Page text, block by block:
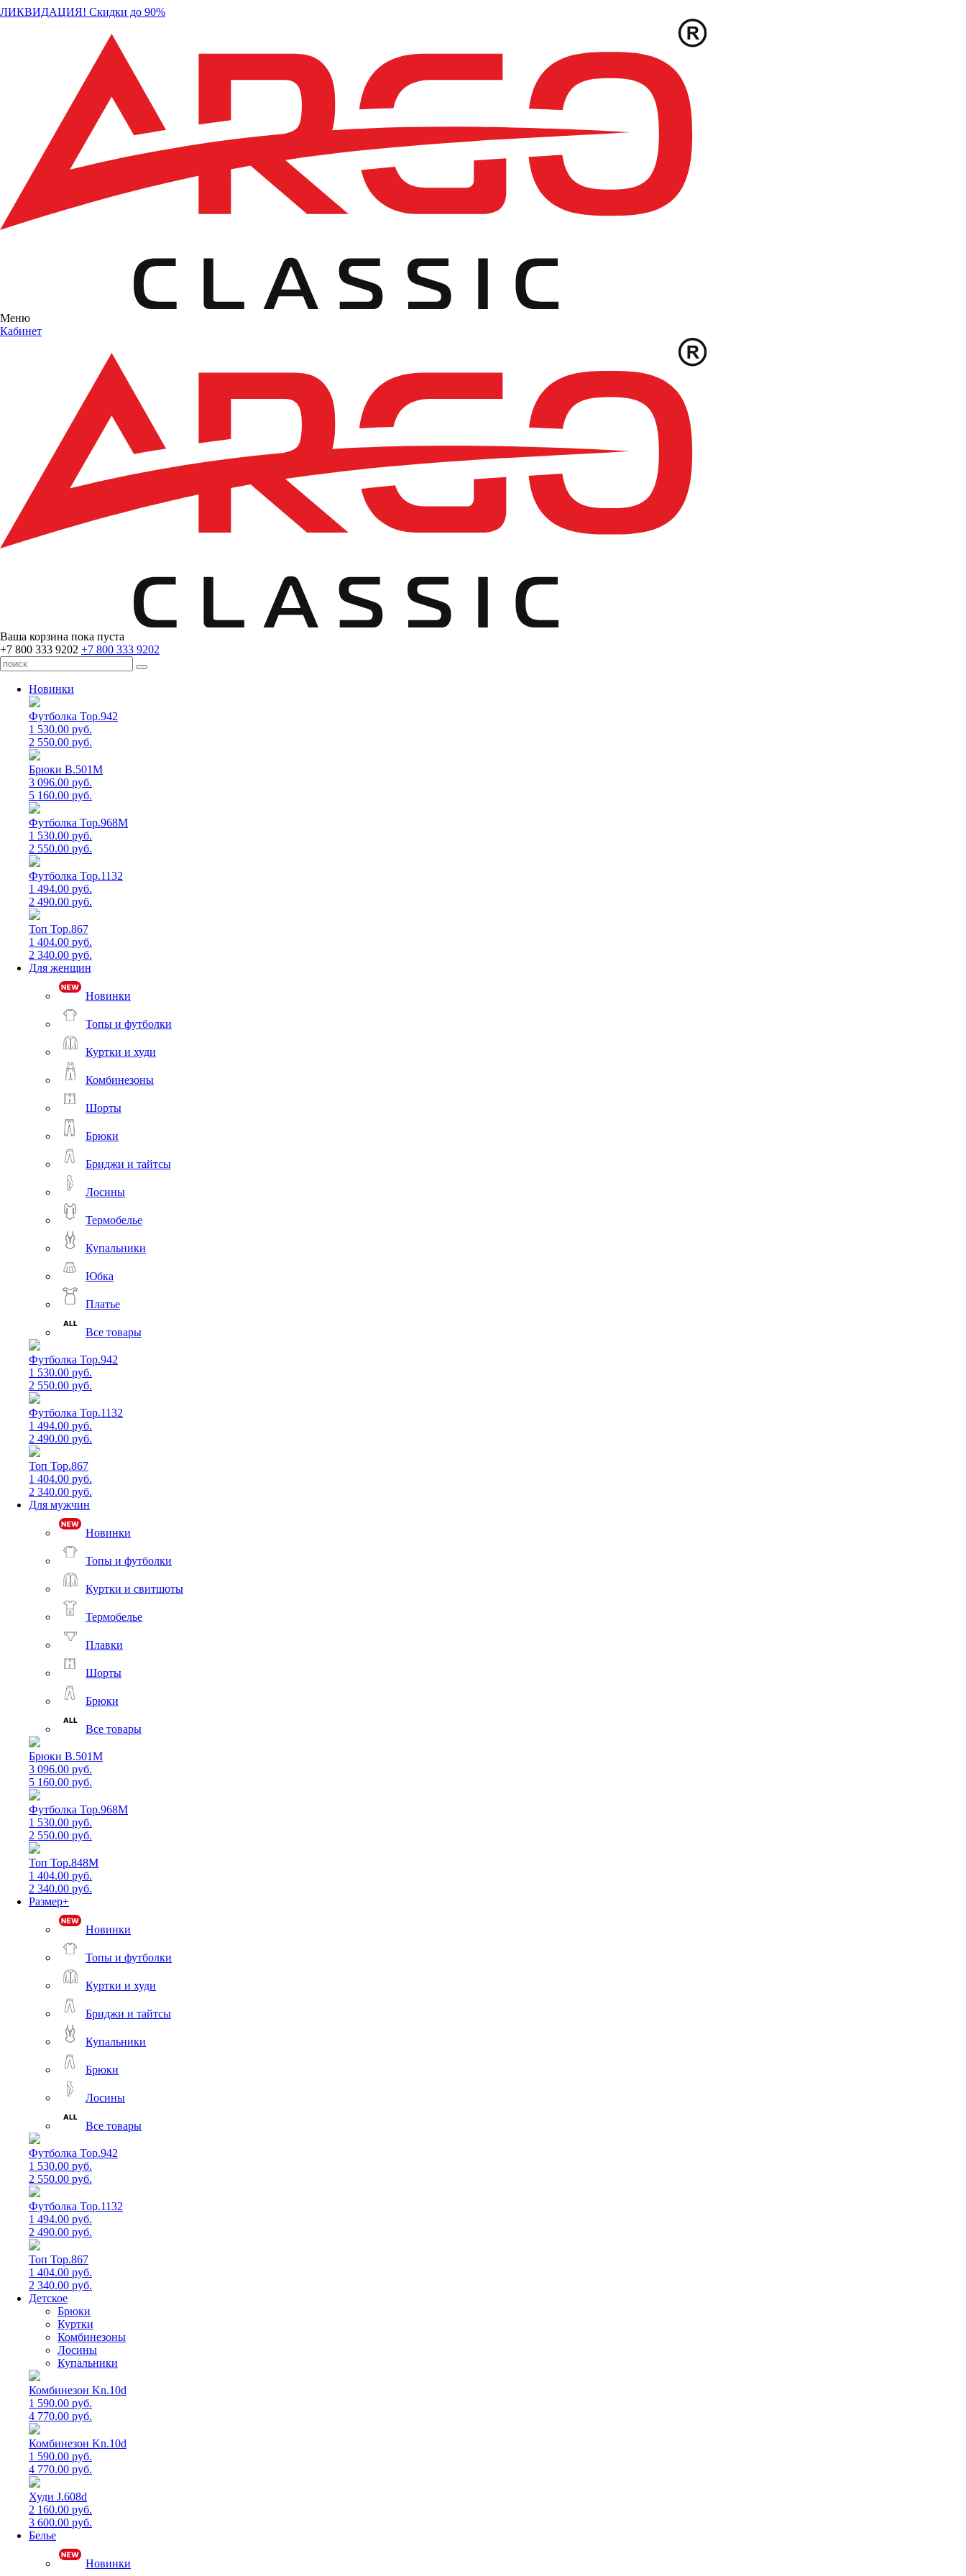
ЛИКВИДАЦИЯ! Скидки до 90%
Меню
Кабинет
Ваша корзина пока пуста
+7 800 333 9202 +7 800 333 9202
Новинки
Футболка Top.942
1 530.00 руб.
2 550.00 руб.
Брюки B.501M
3 096.00 руб.
5 160.00 руб.
Футболка Top.968M
1 530.00 руб.
2 550.00 руб.
Футболка Top.1132
1 494.00 руб.
2 490.00 руб.
Топ Top.867
1 404.00 руб.
2 340.00 руб.
Для женщин
Новинки
Топы и футболки
Куртки и худи
Комбинезоны
Шорты
Брюки
Бриджи и тайтсы
Лосины
Термобелье
Купальники
Юбка
Платье
Все товары
Футболка Top.942
1 530.00 руб.
2 550.00 руб.
Футболка Top.1132
1 494.00 руб.
2 490.00 руб.
Топ Top.867
1 404.00 руб.
2 340.00 руб.
Для мужчин
Новинки
Топы и футболки
Куртки и свитшоты
Термобелье
Плавки
Шорты
Брюки
Все товары
Брюки B.501M
3 096.00 руб.
5 160.00 руб.
Футболка Top.968M
1 530.00 руб.
2 550.00 руб.
Топ Top.848M
1 404.00 руб.
2 340.00 руб.
Размер+
Новинки
Топы и футболки
Куртки и худи
Бриджи и тайтсы
Купальники
Брюки
Лосины
Все товары
Футболка Top.942
1 530.00 руб.
2 550.00 руб.
Футболка Top.1132
1 494.00 руб.
2 490.00 руб.
Топ Top.867
1 404.00 руб.
2 340.00 руб.
Детское
Брюки
Куртки
Комбинезоны
Лосины
Купальники
Комбинезон Kn.10d
1 590.00 руб.
4 770.00 руб.
Комбинезон Kn.10d
1 590.00 руб.
4 770.00 руб.
Худи J.608d
2 160.00 руб.
3 600.00 руб.
Белье
Новинки